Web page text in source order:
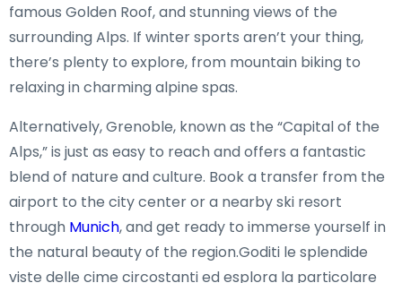
famous Golden Roof, and stunning views of the
surrounding Alps. If winter sports aren’t your thing,
there’s plenty to explore, from mountain biking to
relaxing in charming alpine spas.
Alternatively, Grenoble, known as the “Capital of the
Alps,” is just as easy to reach and offers a fantastic
blend of nature and culture. Book a transfer from the
airport to the city center or a nearby ski resort
through Munich, and get ready to immerse yourself in
the natural beauty of the region.Goditi le splendide
viste delle cime circostanti ed esplora la particolare